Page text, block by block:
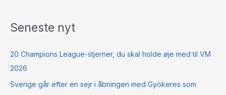
Seneste nyt
20 Champions League-stjerner, du skal holde øje med til VM
2026
Sverige går efter en sejr i åbningen med Gyökeres som